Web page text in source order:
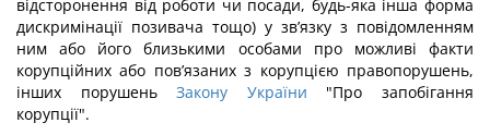
відсторонення від роботи чи посади, будь-яка інша форма
дискримінації позивача тощо) у зв’язку з повідомленням
ним або його близькими особами про можливі факти
корупційних або пов’язаних з корупцією правопорушень,
інших порушеньЗакону України "Про запобігання
корупції".